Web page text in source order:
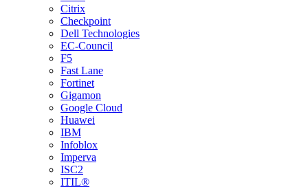
Citrix
Checkpoint
Dell Technologies
EC-Council
F5
Fast Lane
Fortinet
Gigamon
Google Cloud
Huawei
IBM
Infoblox
Imperva
ISC2
ITIL®